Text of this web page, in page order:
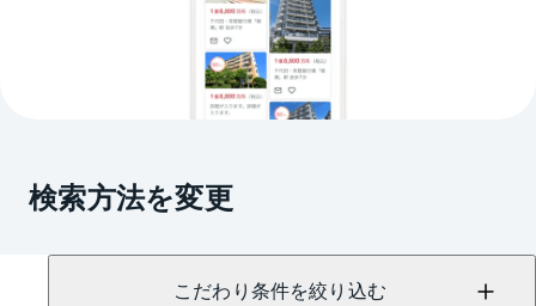
検索方法を変更
こだわり条件を絞り込む